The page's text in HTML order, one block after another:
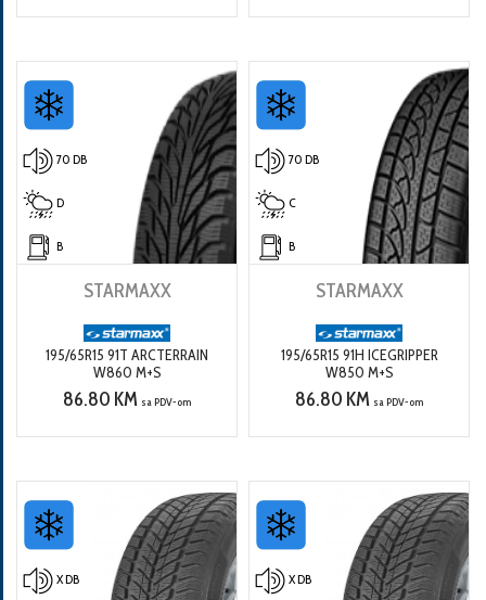
70 DB
D
B
STARMAXX
195/65R15 91T ARCTERRAIN
W860 M+S
86.80 KM sa PDV-om
70 DB
C
B
STARMAXX
195/65R15 91H ICEGRIPPER
W850 M+S
86.80 KM sa PDV-om
X DB X DB